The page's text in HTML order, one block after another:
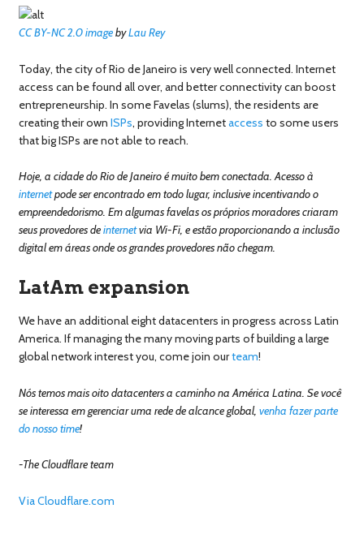
CC BY-NC 2.0imagebyLau Rey
Today, the city of Rio de Janeiro is very well connected. Internet
access can be found all over, and better connectivity can boost
entrepreneurship. In some Favelas (slums), the residents are
creating their own ISPs, providing Internetaccess to some users
that big ISPs are not able to reach.
Hoje, a cidade do Rio de Janeiro é muito bem conectada. Acesso à
internetpode ser encontrado em todo lugar, inclusive incentivando o
empreendedorismo. Em algumas favelas os próprios moradores criaram
seus provedores deinternetvia Wi-Fi, e estão proporcionando a inclusão
digital em áreas onde os grandes provedores não chegam.
LatAm expansion
We have an additional eight datacenters in progress across Latin
America. If managing the many moving parts of building a large
global network interest you, come join ourteam!
Nós temos mais oito datacenters a caminho na América Latina. Se você
se interessa em gerenciar uma rede de alcance global, venha fazer parte
do nosso time!
-The Cloudflare team
Via Cloudflare.com